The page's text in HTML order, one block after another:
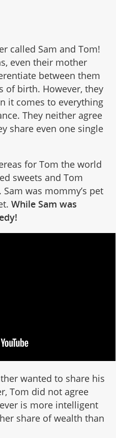
called Sam and Tom!
even their mother
between them
of birth. However, they
it comes to everything
They neither agree
share even one single
for Tom the world
sweets and Tom
was mommy’s pet
While Sam was
wanted to share his
Tom did not agree
is more intelligent
share of wealth than